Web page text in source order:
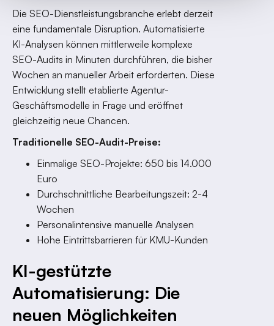
Die SEO-Dienstleistungsbranche erlebt derzeit
eine fundamentale Disruption. Automatisierte
KI-Analysen können mittlerweile komplexe
SEO-Audits in Minuten durchführen, die bisher
Wochen an manueller Arbeit erforderten. Diese
Entwicklung stellt etablierte Agentur-
Geschäftsmodelle in Frage und eröffnet
gleichzeitig neue Chancen.
Traditionelle SEO-Audit-Preise:
Einmalige SEO-Projekte: 650 bis 14.000
Euro
Durchschnittliche Bearbeitungszeit: 2-4
Wochen
Personalintensive manuelle Analysen
Hohe Eintrittsbarrieren für KMU-Kunden
KI-gestützte
Automatisierung: Die
neuen Möglichkeiten